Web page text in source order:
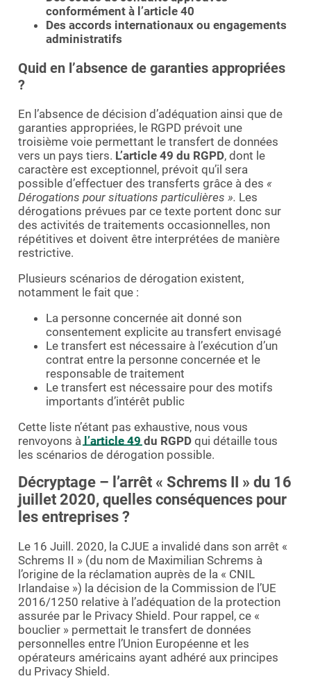
conformément à l’article 40
Des accords internationaux ou engagements
administratifs
Quid en l’absence de garanties appropriées
?
En l’absence de décision d’adéquation ainsi que de
garanties appropriées, le RGPD prévoit une
troisième voie permettant le transfert de données
vers un pays tiers. L’article 49 du RGPD, dont le
caractère est exceptionnel, prévoit qu’il sera
possible d’effectuer des transferts grâce à des «
Dérogations pour situations particulières ». Les
dérogations prévues par ce texte portent donc sur
des activités de traitements occasionnelles, non
répétitives et doivent être interprétées de manière
restrictive.
Plusieurs scénarios de dérogation existent,
notamment le fait que :
La personne concernée ait donné son
consentement explicite au transfert envisagé
Le transfert est nécessaire à l’exécution d’un
contrat entre la personne concernée et le
responsable de traitement
Le transfert est nécessaire pour des motifs
importants d’intérêt public
Cette liste n’étant pas exhaustive, nous vous
renvoyons à l’article 49 du RGPD qui détaille tous
les scénarios de dérogation possible.
Décryptage – l’arrêt « Schrems II » du 16
juillet 2020, quelles conséquences pour
les entreprises ?
Le 16 Juill. 2020, la CJUE a invalidé dans son arrêt «
Schrems II » (du nom de Maximilian Schrems à
l’origine de la réclamation auprès de la « CNIL
Irlandaise ») la décision de la Commission de l’UE
2016/1250 relative à l’adéquation de la protection
assurée par le Privacy Shield. Pour rappel, ce «
bouclier » permettait le transfert de données
personnelles entre l’Union Européenne et les
opérateurs américains ayant adhéré aux principes
du Privacy Shield.